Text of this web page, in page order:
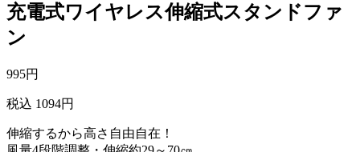
充電式ワイヤレス伸縮式スタンドファ
ン
995円
税込 1094円
伸縮するから高さ自由自在！